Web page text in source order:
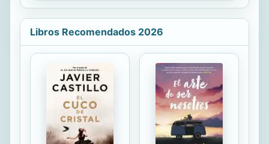
RESOLVER EL MISTERIO Pepa y Maxi
acuden a una fiesta en una
mansión... y ¡entre los invitados se
robado una reliquia: ¡la receta más
antigua de la croqueta! Solo podrán
saber quién ha sido con la ayuda de
un gran detective: ¡TÚ! - Descubre a
los sospechosos y escoge a quién
quieres interrogar. - Encuentra las
pistas escondidas en las
ilustraciones. - Elige cuál será el...
Libros Recomendados 2026